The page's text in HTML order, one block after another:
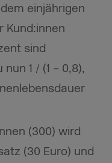
einjährigen
Kund:innen
sind
1 / (1 – 0,8),
(300) wird
(30 Euro) und